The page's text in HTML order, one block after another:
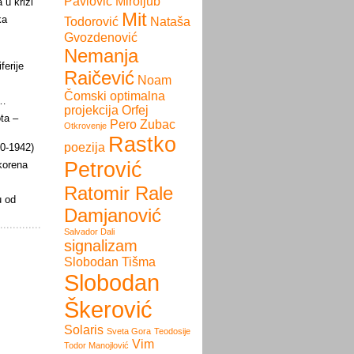
–
1942)
od
Todorović Mit Nataša
Gvozdenović
Nemanja
Raičević Noam
Čomski optimalna
projekcija Orfej
Otkrovenje Pero Zubac
poezija Rastko
Petrović
Ratomir Rale
Damjanović
Salvador Dali
signalizam
Slobodan Tišma
Slobodan
Škerović
Solaris Sveta Gora Teodosije
Todor Manojlović Vim